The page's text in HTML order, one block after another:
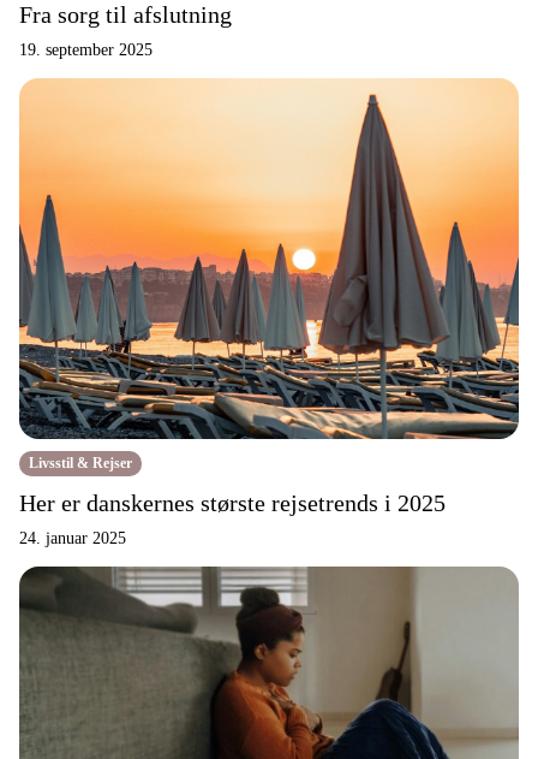
Fra sorg til afslutning
19. september 2025
Livsstil & Rejser
Her er danskernes største rejsetrends i 2025
24. januar 2025